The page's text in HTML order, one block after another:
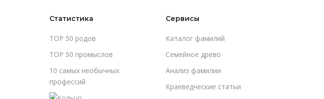
Статистика
TOP 50 родов
TOP 50 промыслов
10 самых необычных
профессий
Сервисы
Каталог фамилий
Cемейное древо
Анализ фамилии
Краеведческие статьи